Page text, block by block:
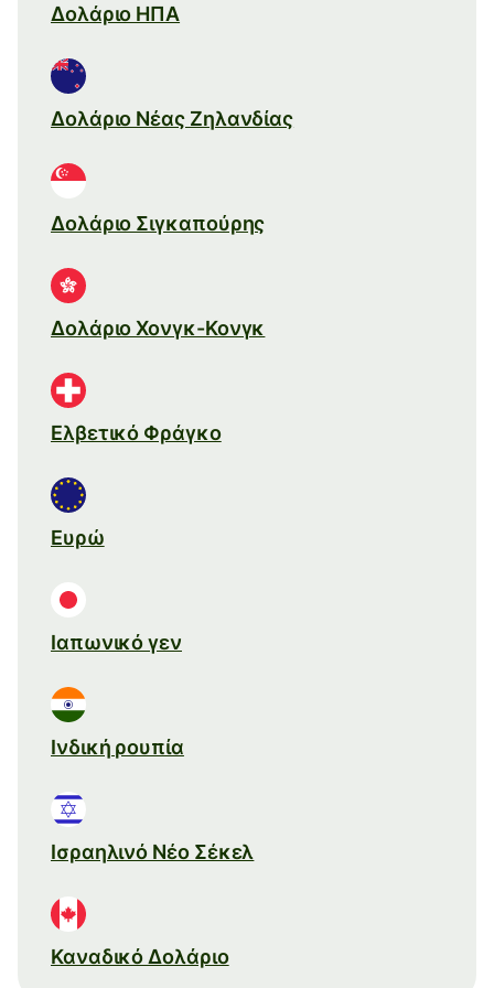
Δολάριο ΗΠΑ
Δολάριο Νέας Ζηλανδίας
Δολάριο Σιγκαπούρης
Δολάριο Χονγκ-Κονγκ
Ελβετικό Φράγκο
Ευρώ
Ιαπωνικό γεν
Ινδική ρουπία
Ισραηλινό Νέο Σέκελ
Καναδικό Δολάριο